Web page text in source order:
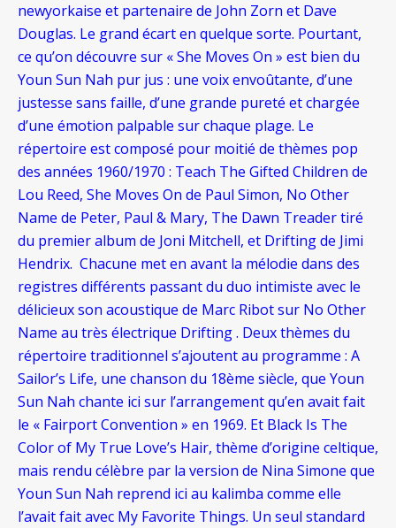
newyorkaise et partenaire de John Zorn et Dave
Douglas. Le grand écart en quelque sorte. Pourtant,
ce qu’on découvre sur « She Moves On » est bien du
Youn Sun Nah pur jus : une voix envoûtante, d’une
justesse sans faille, d’une grande pureté et chargée
d’une émotion palpable sur chaque plage. Le
répertoire est composé pour moitié de thèmes pop
des années 1960/1970 : Teach The Gifted Children de
Lou Reed, She Moves On de Paul Simon, No Other
Name de Peter, Paul & Mary, The Dawn Treader tiré
du premier album de Joni Mitchell, et Drifting de Jimi
Hendrix. Chacune met en avant la mélodie dans des
registres différents passant du duo intimiste avec le
délicieux son acoustique de Marc Ribot sur No Other
Name au très électrique Drifting . Deux thèmes du
répertoire traditionnel s’ajoutent au programme : A
Sailor’s Life, une chanson du 18ème siècle, que Youn
Sun Nah chante ici sur l’arrangement qu’en avait fait
le « Fairport Convention » en 1969. Et Black Is The
Color of My True Love’s Hair, thème d’origine celtique,
mais rendu célèbre par la version de Nina Simone que
Youn Sun Nah reprend ici au kalimba comme elle
l’avait fait avec My Favorite Things. Un seul standard